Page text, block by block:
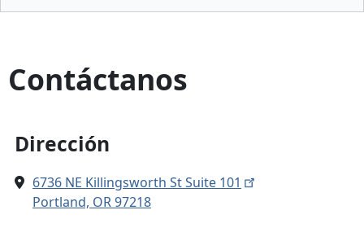
Contáctanos
Dirección
6736 NE Killingsworth St Suite 101
Portland, OR 97218